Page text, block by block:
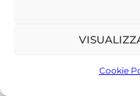
Cookie
Zangrilli |